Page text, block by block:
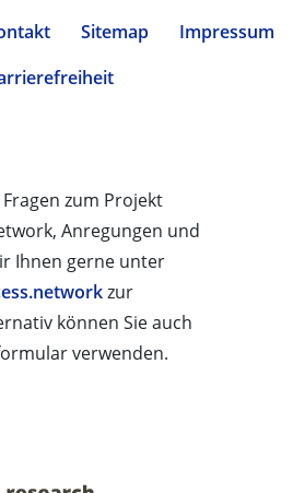
Sitemap Impressum
zum Projekt
Anregungen und
Ihnen gerne unter
zur
können Sie auch
verwenden.